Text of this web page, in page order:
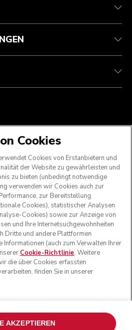
SIE UNS
sind eingetragene
und in anderen Ländern.
Cookies
Cookies von Erstanbietern und
der Website zu gewährleisten und
zu bieten (unbedingt notwendige
verwenden wir Cookies auch zur
zur Bereitstellung
Cookies), statistischer Analysen
Cookies) sowie zur Anzeige von
und Ihre Internetsuchgewohnheiten
Dritte und andere Plattformen
Informationen (auch zum Verwalten Ihrer
Cookie-Richtlinie. Weitere
die über Cookies erfassten
finden Sie in unserer
AKZEPTIEREN